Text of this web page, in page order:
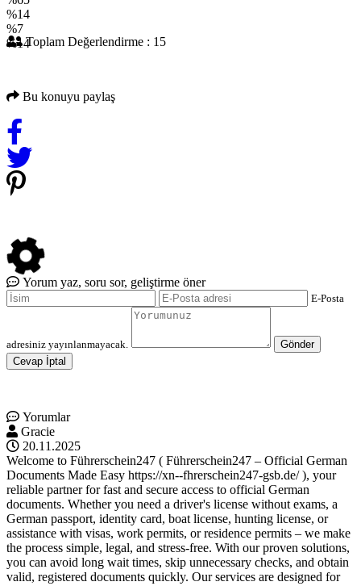
%14
%7
%14Toplam Değerlendirme : 15
Bu konuyu paylaş
Yorum yaz, soru sor, geliştirme öner
E-Posta
adresiniz yayınlanmayacak.
Gönder
Cevap İptal
Yorumlar
Gracie
20.11.2025
Welcome to Führerschein247 ( Führerschein247 – Official German
Documents Made Easy https://xn--fhrerschein247-gsb.de/ ), your
reliable partner for fast and secure access to official German
documents. Whether you need a driver's license without exams, a
German passport, identity card, boat license, hunting license, or
assistance with visas, work permits, or residence permits – we make
the process simple, legal, and stress-free. With our proven solutions,
you can avoid long wait times, skip unnecessary checks, and obtain
valid, registered documents quickly. Our services are designed for